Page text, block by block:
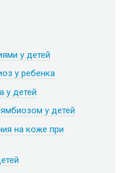
у детей
у ребенка
у детей
у детей
на коже при